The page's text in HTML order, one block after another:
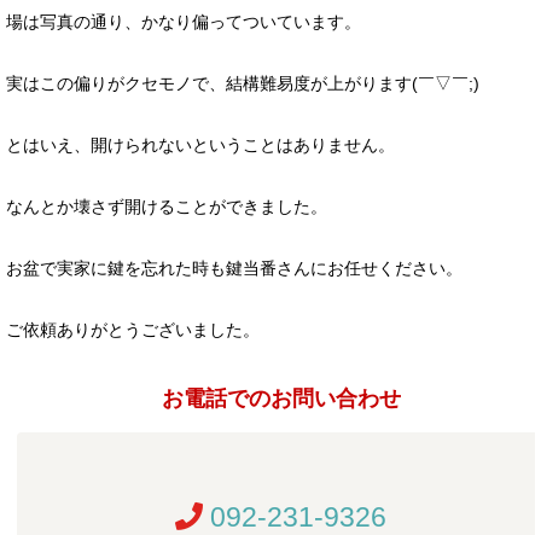
場は写真の通り、かなり偏ってついています。
実はこの偏りがクセモノで、結構難易度が上がります(￣▽￣;)
とはいえ、開けられないということはありません。
なんとか壊さず開けることができました。
お盆で実家に鍵を忘れた時も鍵当番さんにお任せください。
ご依頼ありがとうございました。
お電話でのお問い合わせ
092-231-9326